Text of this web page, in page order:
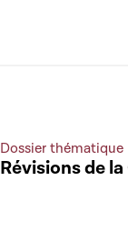
Révisions de
Dossier thématique